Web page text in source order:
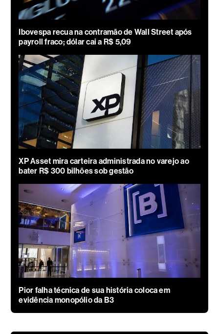
Ibovespa recua na contramão de Wall Street após
payroll fraco; dólar cai a R$ 5,09
XP Asset mira carteira administrada no varejo ao
bater R$ 300 bilhões sob gestão
Pior falha técnica de sua história coloca em
evidência monopólio da B3